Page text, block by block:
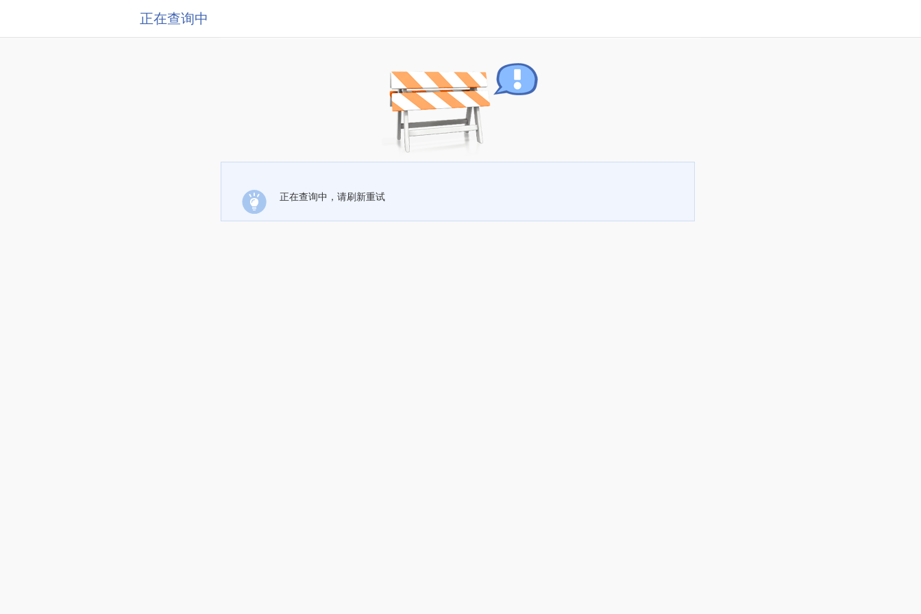
正在查询中
正在查询中，请刷新重试